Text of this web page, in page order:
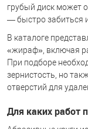
грубый диск может
— быстро забиться
В каталоге
«жираф», включая
При подборе
зернистость, но
отверстий для
Для каких